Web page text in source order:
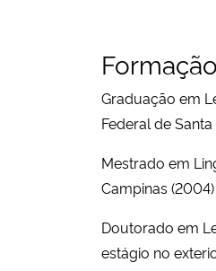
Graduação em
Federal de
Mestrado em
Campinas (2004)
Doutorado em
estágio no